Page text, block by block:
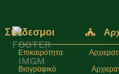
Σύνδεσμοι
Επικαιρότητα
Βιογραφικό